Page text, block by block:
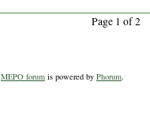
Page 1 of 2
MEPO forum is powered by Phorum.